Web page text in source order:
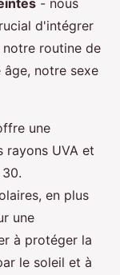
- nous
d'intégrer
routine de
notre sexe
une
rayons UVA et
en plus
une
à protéger la
le soleil et à